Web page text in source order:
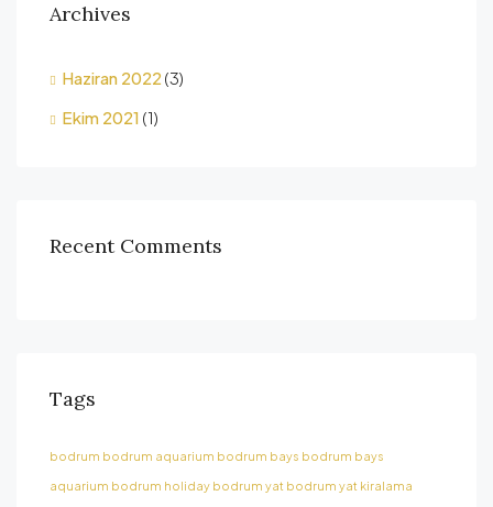
Archives
Haziran 2022 (3)
Ekim 2021 (1)
Recent Comments
Tags
bodrum bodrum aquarium bodrum bays bodrum bays
aquarium bodrum holiday bodrum yat bodrum yat kiralama